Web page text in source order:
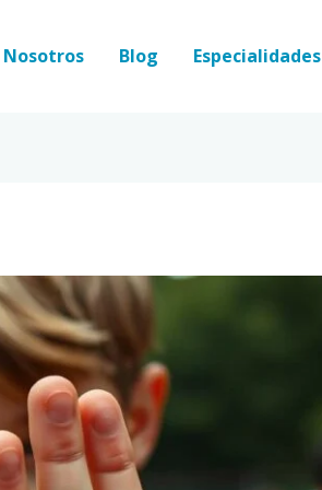
Nosotros Blog Especialidades